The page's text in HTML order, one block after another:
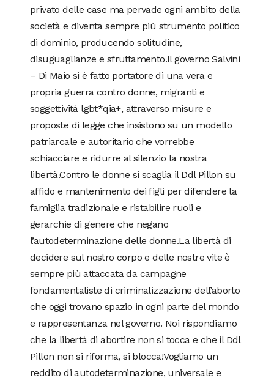
privato delle case ma pervade ogni ambito della
società e diventa sempre più strumento politico
di dominio, producendo solitudine,
disuguaglianze e sfruttamento.Il governo Salvini
– Di Maio si è fatto portatore di una vera e
propria guerra contro donne, migranti e
soggettività lgbt*qia+, attraverso misure e
proposte di legge che insistono su un modello
patriarcale e autoritario che vorrebbe
schiacciare e ridurre al silenzio la nostra
libertà.Contro le donne si scaglia il Ddl Pillon su
affido e mantenimento dei figli per difendere la
famiglia tradizionale e ristabilire ruoli e
gerarchie di genere che negano
l’autodeterminazione delle donne.La libertà di
decidere sul nostro corpo e delle nostre vite è
sempre più attaccata da campagne
fondamentaliste di criminalizzazione dell’aborto
che oggi trovano spazio in ogni parte del mondo
e rappresentanza nel governo. Noi rispondiamo
che la libertà di abortire non si tocca e che il Ddl
Pillon non si riforma, si blocca!Vogliamo un
reddito di autodeterminazione, universale e